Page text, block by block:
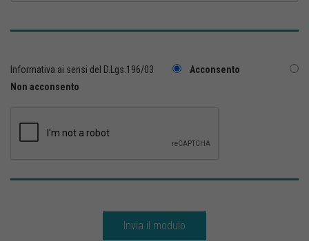
Informativa ai sensi del D.Lgs.196/03
Acconsento
Non acconsento
Invia il modulo